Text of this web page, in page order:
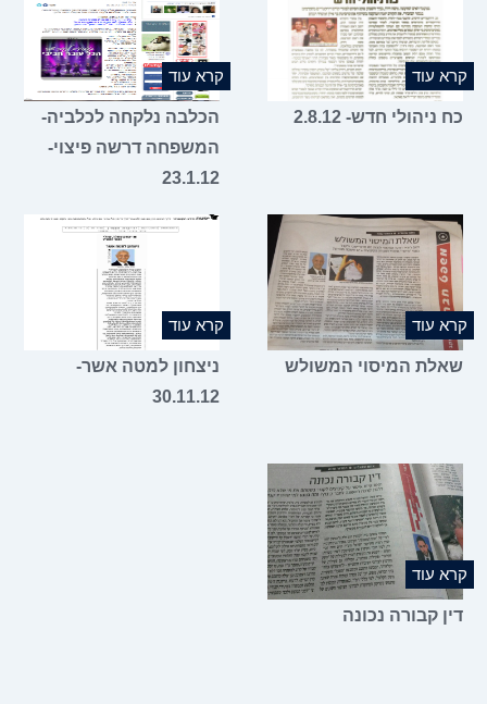
קרא עוד
כח ניהולי חדש- 2.8.12
קרא עוד
הכלבה נלקחה לכלביה-
המשפחה דרשה פיצוי-
23.1.12
קרא עוד
שאלת המיסוי המשולש
קרא עוד
ניצחון למטה אשר-
30.11.12
קרא עוד
דין קבורה נכונה